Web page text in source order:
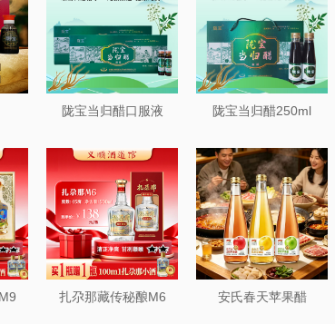
陇宝当归醋口服液 陇宝当归醋250ml
扎尕那藏传秘酿M6 安氏春天苹果醋